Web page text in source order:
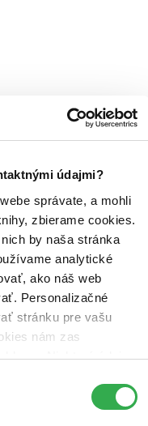
údajmi?
správate, a mohli
zbierame cookies.
by naša stránka
analytické
ako náš web
Personalizačné
stránku pre vašu
nám zas
Niektoré údaje
cookies. Ďakujeme!